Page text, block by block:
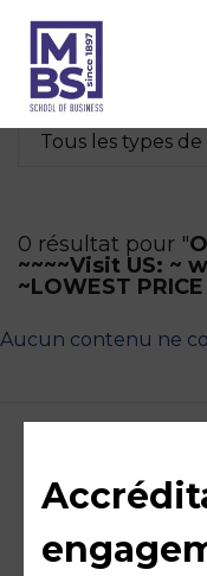
Tous les types
0 résultat pour "
~~~~Visit US: ~
~LOWEST
Aucun contenu ne